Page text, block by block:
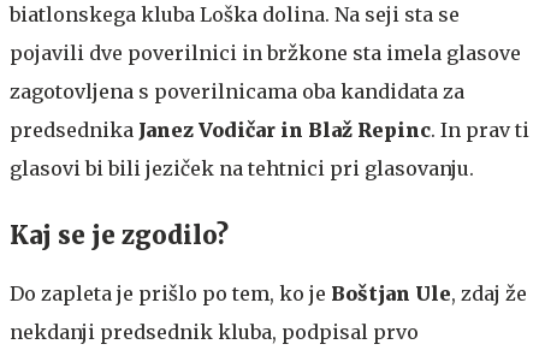
biatlonskega kluba Loška dolina. Na seji sta se
pojavili dve poverilnici in bržkone sta imela glasove
zagotovljena s poverilnicama oba kandidata za
predsednika Janez Vodičar in Blaž Repinc. In prav ti
glasovi bi bili jeziček na tehtnici pri glasovanju.
Kaj se je zgodilo?
Do zapleta je prišlo po tem, ko je Boštjan Ule, zdaj že
nekdanji predsednik kluba, podpisal prvo